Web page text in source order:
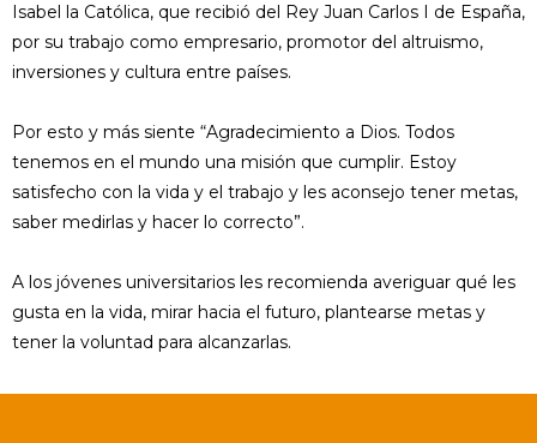
Isabel la Católica, que recibió del Rey Juan Carlos I de España,
por su trabajo como empresario, promotor del altruismo,
inversiones y cultura entre países.
Por esto y más siente “Agradecimiento a Dios. Todos
tenemos en el mundo una misión que cumplir. Estoy
satisfecho con la vida y el trabajo y les aconsejo tener metas,
saber medirlas y hacer lo correcto”.
A los jóvenes universitarios les recomienda averiguar qué les
gusta en la vida, mirar hacia el futuro, plantearse metas y
tener la voluntad para alcanzarlas.